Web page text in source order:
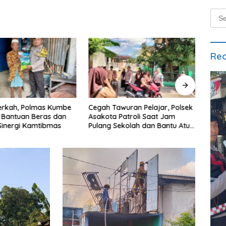
Pelajar, Polsek
Saat Jam
dan Bantu Atur
Dukung Program ASTACITA,
Bhabinkamtibmas Desa
Parangbatu Polsek Parengan
Desa Parangbatu Kec.
Parengan
for: